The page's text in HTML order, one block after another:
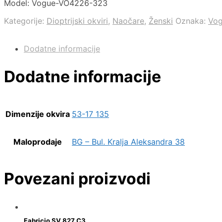
Model: Vogue-VO4226-323
Kategorije: Dioptrijski okviri, Naočare, Ženski Oznaka:
Dodatne informacije
Dodatne informacije
Dimenzije okvira 53-17 135
Maloprodaje BG – Bul. Kralja Aleksandra 38
Povezani proizvodi